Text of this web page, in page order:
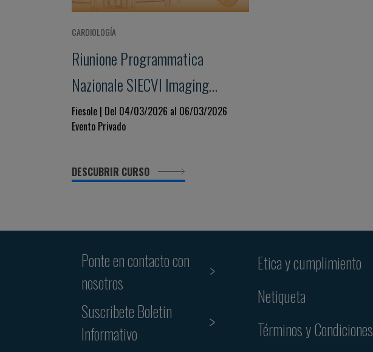
CARDIOLOGÍA
Riunione Programmatica
Nazionale SIECVI Imaging
Cardiaco oggi e domani:
Strategie, Innovazione e
Governance per un Sistema
Sostenibile
Fiesole | Del 04/03/2026 al 06/03/2026
Evento Privado
DESCUBRIR CURSO
Ponte en contacto con
nosotros
Suscribete Boletin
Informativo
Etica y cumplimiento
Netiqueta
Términos y Condiciones